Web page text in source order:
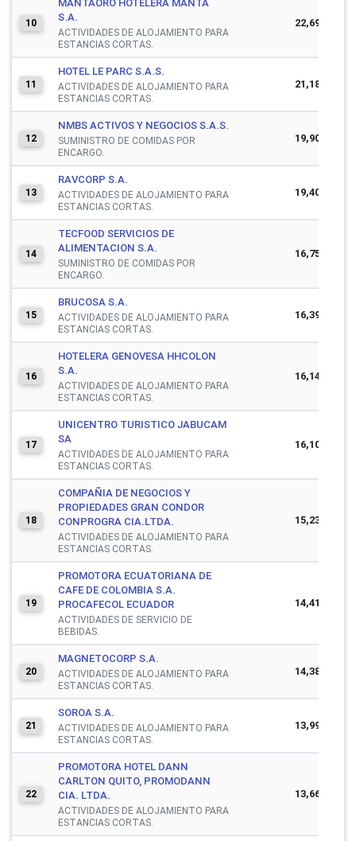
10
S.A.
ACTIVIDADES DE ALOJAMIENTO PARA
ESTANCIAS CORTAS.
22,697,016
11
HOTEL LE PARC S.A.S.
ACTIVIDADES DE ALOJAMIENTO PARA
ESTANCIAS CORTAS.
21,184,667
12
NMBS ACTIVOS Y NEGOCIOS S.A.S.
SUMINISTRO DE COMIDAS POR
ENCARGO.
19,909,552
13
RAVCORP S.A.
ACTIVIDADES DE ALOJAMIENTO PARA
ESTANCIAS CORTAS.
19,403,622
14
TECFOOD SERVICIOS DE
ALIMENTACION S.A.
SUMINISTRO DE COMIDAS POR
ENCARGO.
16,751,330
15
BRUCOSA S.A.
ACTIVIDADES DE ALOJAMIENTO PARA
ESTANCIAS CORTAS.
16,391,550
16
HOTELERA GENOVESA HHCOLON
S.A.
ACTIVIDADES DE ALOJAMIENTO PARA
ESTANCIAS CORTAS.
16,141,468
17
UNICENTRO TURISTICO JABUCAM
SA
ACTIVIDADES DE ALOJAMIENTO PARA
ESTANCIAS CORTAS.
16,102,886
18
COMPAÑIA DE NEGOCIOS Y
PROPIEDADES GRAN CONDOR
CONPROGRA CIA.LTDA.
ACTIVIDADES DE ALOJAMIENTO PARA
ESTANCIAS CORTAS.
15,230,158
19
PROMOTORA ECUATORIANA DE
CAFE DE COLOMBIA S.A.
PROCAFECOL ECUADOR
ACTIVIDADES DE SERVICIO DE
BEBIDAS.
14,410,855
20
MAGNETOCORP S.A.
ACTIVIDADES DE ALOJAMIENTO PARA
ESTANCIAS CORTAS.
14,382,533
21
SOROA S.A.
ACTIVIDADES DE ALOJAMIENTO PARA
ESTANCIAS CORTAS.
13,997,986
22
PROMOTORA HOTEL DANN
CARLTON QUITO, PROMODANN
CIA. LTDA.
ACTIVIDADES DE ALOJAMIENTO PARA
ESTANCIAS CORTAS.
13,666,198